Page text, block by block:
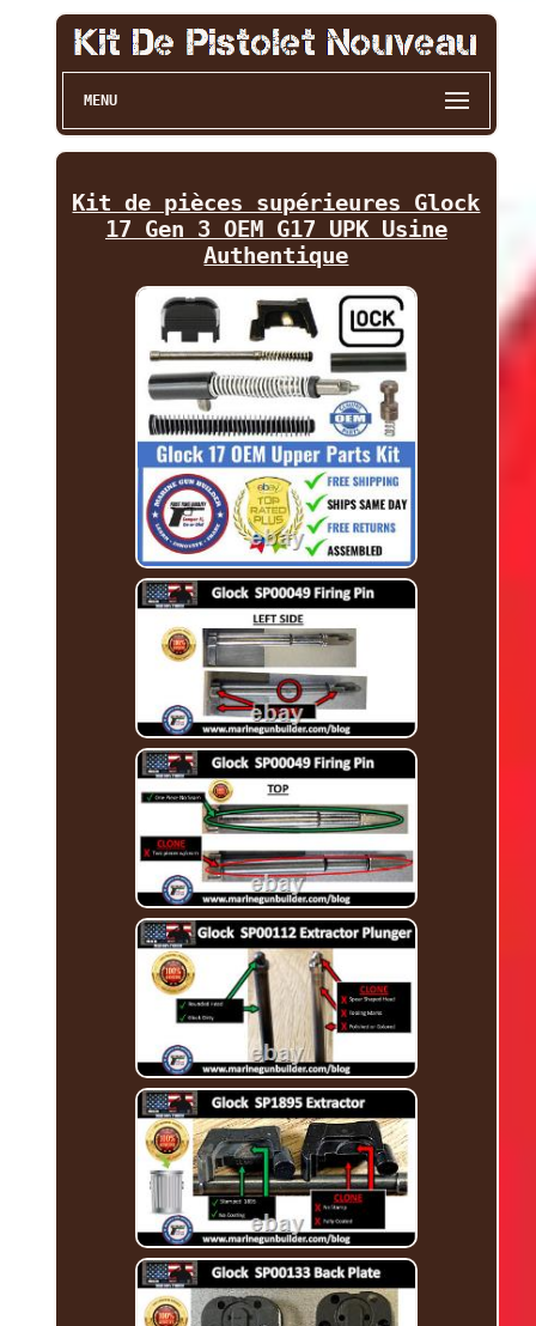
MENU
Kit de pièces supérieures Glock
17 Gen 3 OEM G17 UPK Usine
Authentique